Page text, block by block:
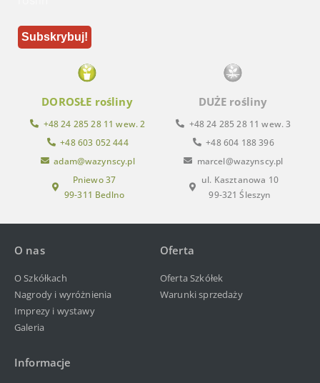
DOROSŁE rośliny
+48 24 285 28 11 wew. 2
+48 603 052 444
adam@wazynscy.pl
Pniewo 37
99-311 Bedlno
DUŻE rośliny
+48 24 285 28 11 wew. 3
+48 604 188 396
marcel@wazynscy.pl
ul. Kasztanowa 10
99-321 Śleszyn
O nas
O Szkółkach
Nagrody i wyróżnienia
Imprezy i wystawy
Galeria
Oferta
Oferta Szkółek
Warunki sprzedaży
Informacje